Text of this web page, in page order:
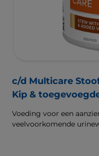
c/d Multicare
Kip &
Voeding voor een
veelvoorkomende